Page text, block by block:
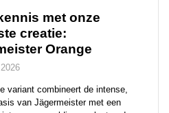
met onze
creatie:
Orange
variant combineert de intense,
van Jägermeister met een